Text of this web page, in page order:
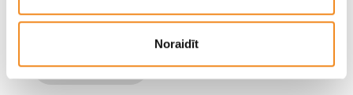
Noraidīt
быстрый среди конкурентов?
Hyundai